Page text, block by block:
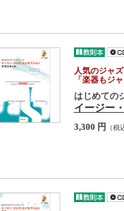
人気のジャ
「楽器もジ
はじめての
イージー
3,300 円 （税